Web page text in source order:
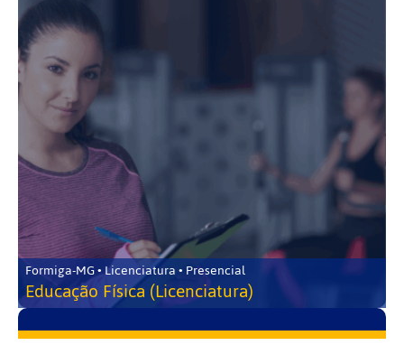
Formiga-MG • Licenciatura • Presencial
Educação Física (Licenciatura)